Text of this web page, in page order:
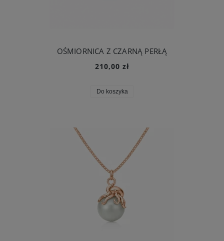
OŚMIORNICA Z CZARNĄ PERŁĄ
210,00 zł
Do koszyka